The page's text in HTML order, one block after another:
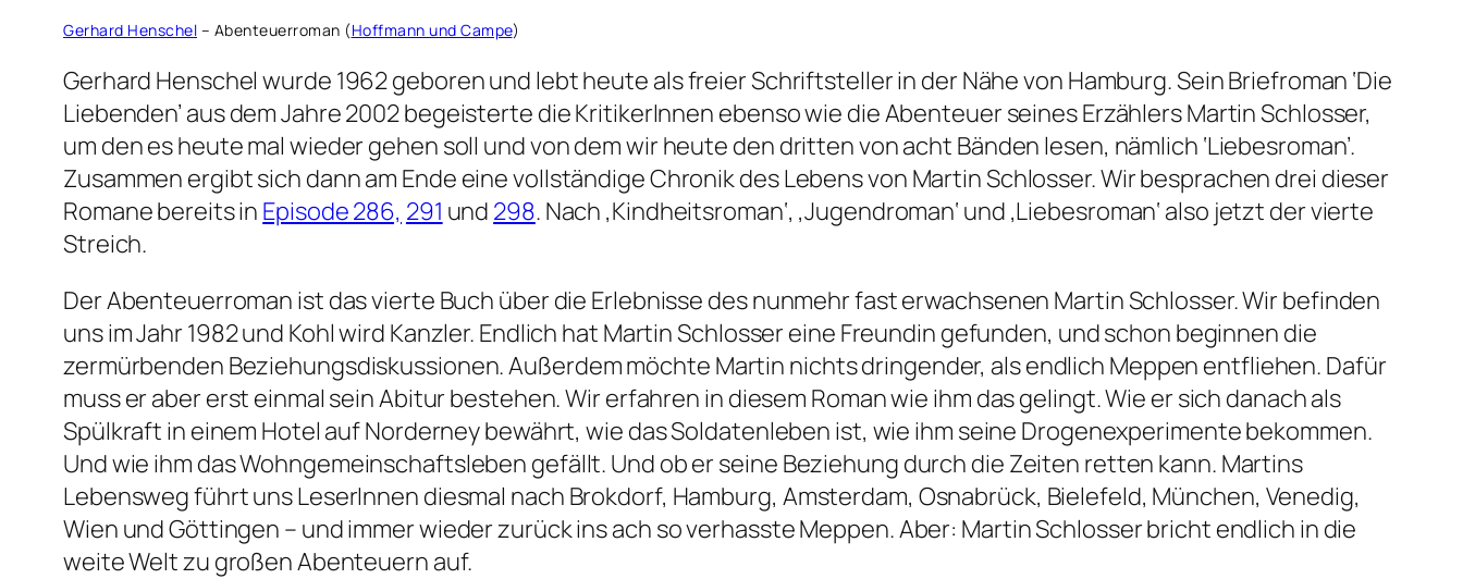
Gerhard Henschel – Abenteuerroman (Hoffmann und Campe)
Gerhard Henschel wurde 1962 geboren und lebt heute als freier Schriftsteller in der Nähe von Hamburg. Sein Briefroman ‘Die
Liebenden’ aus dem Jahre 2002 begeisterte die KritikerInnen ebenso wie die Abenteuer seines Erzählers Martin Schlosser,
um den es heute mal wieder gehen soll und von dem wir heute den dritten von acht Bänden lesen, nämlich ‘Liebesroman’.
Zusammen ergibt sich dann am Ende eine vollständige Chronik des Lebens von Martin Schlosser. Wir besprachen drei dieser
Romane bereits in Episode 286, 291 und 298. Nach ‚Kindheitsroman‘, ‚Jugendroman‘ und ‚Liebesroman‘ also jetzt der vierte
Streich.
Der Abenteuerroman ist das vierte Buch über die Erlebnisse des nunmehr fast erwachsenen Martin Schlosser. Wir befinden
uns im Jahr 1982 und Kohl wird Kanzler. Endlich hat Martin Schlosser eine Freundin gefunden, und schon beginnen die
zermürbenden Beziehungsdiskussionen. Außerdem möchte Martin nichts dringender, als endlich Meppen entfliehen. Dafür
muss er aber erst einmal sein Abitur bestehen. Wir erfahren in diesem Roman wie ihm das gelingt. Wie er sich danach als
Spülkraft in einem Hotel auf Norderney bewährt, wie das Soldatenleben ist, wie ihm seine Drogenexperimente bekommen.
Und wie ihm das Wohngemeinschaftsleben gefällt. Und ob er seine Beziehung durch die Zeiten retten kann. Martins
Lebensweg führt uns LeserInnen diesmal nach Brokdorf, Hamburg, Amsterdam, Osnabrück, Bielefeld, München, Venedig,
Wien und Göttingen – und immer wieder zurück ins ach so verhasste Meppen. Aber: Martin Schlosser bricht endlich in die
weite Welt zu großen Abenteuern auf.